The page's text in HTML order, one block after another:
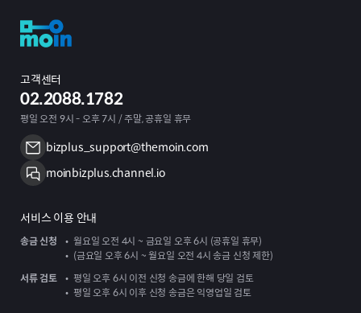
고객센터
02.2088.1782
평일 오전 9시 - 오후 7시 / 주말, 공휴일 휴무
bizplus_support@themoin.com
moinbizplus.channel.io
서비스 이용 안내
송금 신청
월요일 오전 4시 ~ 금요일 오후 6시 (공휴일 휴무)
(금요일 오후 6시 ~ 월요일 오전 4시 송금 신청 제한)
서류 검토
평일 오후 6시 이전 신청 송금에 한해 당일 검토
평일 오후 6시 이후 신청 송금은 익영업일 검토